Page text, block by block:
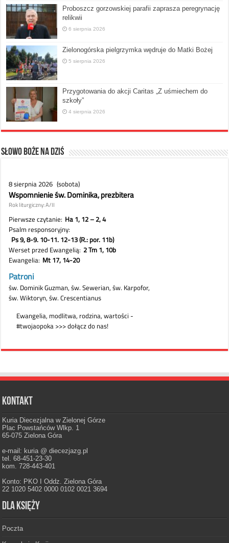
Proboszcz gorzowskiej parafii zaprasza peregrynację
relikwii
6 sierpnia 2026
Zielonogórska pielgrzymka wędruje do Matki Bożej
5 sierpnia 2026
Przygotowania do akcji Caritas „Z uśmiechem do
szkoły”
4 sierpnia 2026
Słowo Boże na dziś
Kontakt
Kuria Diecezjalna w Zielonej Górze
Plac Powstańców Wlkp. 1
65-075 Zielona Góra
e-mail: kuria @ diecezjazg.pl
tel. 68-451-23-30
kom. 728-443-401
Konto: PKO I Oddz. Zielona Góra
22 1020 5402 0000 0102 0021 3694
Dla księży
Poczta